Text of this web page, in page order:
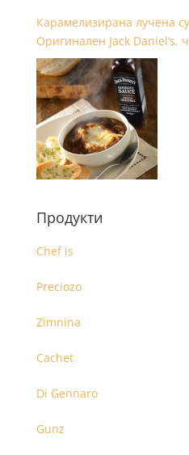
Карамелизирана лучена
Оригинален Jack Daniel‘s,
моцарела
Продукти
Chef is
Preciozo
Zimnina
Cachet
Di Gennaro
Gunz